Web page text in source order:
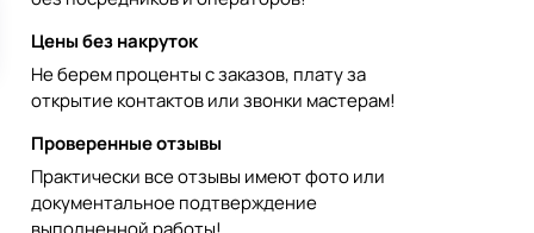
Цены без накруток
Не берем проценты с заказов, плату за
открытие контактов или звонки мастерам!
Проверенные отзывы
Практически все отзывы имеют фото или
документальное подтверждение